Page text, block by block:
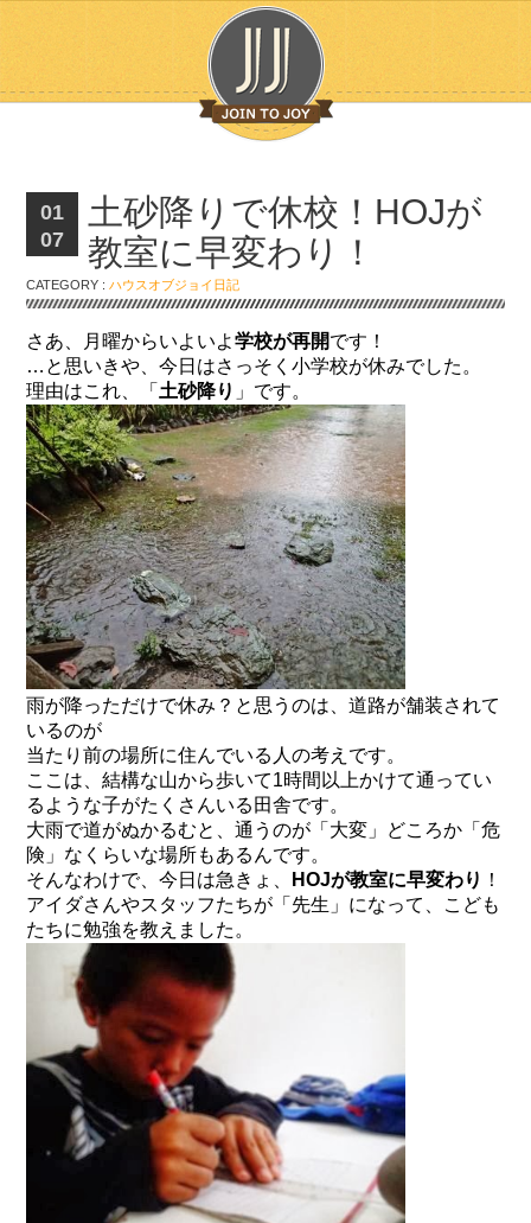
01
07
土砂降りで休校！HOJが
教室に早変わり！
CATEGORY :ハウスオブジョイ日記
さあ、月曜からいよいよ学校が再開です！
…と思いきや、今日はさっそく小学校が休みでした。
理由はこれ、「 土砂降り 」です。
雨が降っただけで休み？と思うのは、道路が舗装されて
いるのが
当たり前の場所に住んでいる人の考えです。
ここは、結構な山から歩いて1時間以上かけて通ってい
るような子がたくさんいる田舎です。
大雨で道がぬかるむと、通うのが「大変」どころか「危
険」なくらいな場所もあるんです。
そんなわけで、今日は急きょ、
HOJが教室に早変わり ！
アイダさんやスタッフたちが「先生」になって、こども
たちに勉強を教えました。